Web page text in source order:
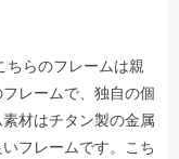
ちらのフレームは親
レームで、独自の個
材はチタン製の金属
フレームです。こち